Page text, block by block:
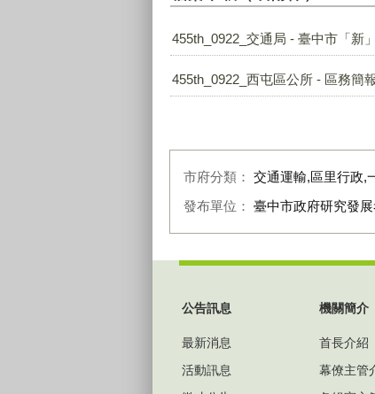
455th_0922_交通局 - 臺中市「新
455th_0922_西屯區公所 - 區務簡
市府分類： 交通運輸,區里行政,
發布單位： 臺中市政府研究發
公告訊息
最新消息
活動訊息
機關簡介
首長介紹
幕僚主管